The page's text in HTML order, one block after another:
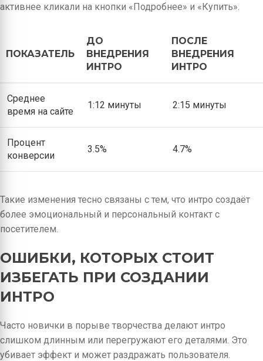
активнее кликали на кнопки «Подробнее» и «Купить».
ПОКАЗАТЕЛЬ
ДО
ВНЕДРЕНИЯ
ИНТРО
ПОСЛЕ
ВНЕДРЕНИЯ
ИНТРО
Среднее
время на сайте
1:12 минуты 2:15 минуты
Процент
конверсии
3.5% 4.7%
Такие изменения тесно связаны с тем, что интро создаёт
более эмоциональный и персональный контакт с
посетителем.
ОШИБКИ, КОТОРЫХ СТОИТ
ИЗБЕГАТЬ ПРИ СОЗДАНИИ
ИНТРО
Часто новички в порыве творчества делают интро
слишком длинным или перегружают его деталями. Это
убивает эффект и может раздражать пользователя.